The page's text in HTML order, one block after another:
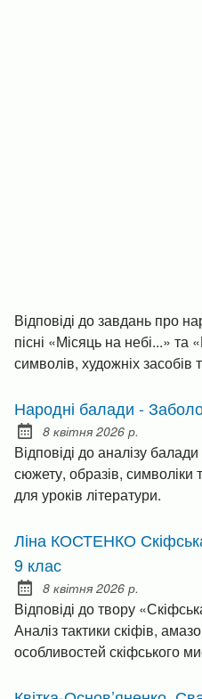
Відповіді до завдань про
пісні «Місяць на небі...» та
символів, художніх засобів
Народні балади -
Posted on:
8 квітня 2026 р.
Відповіді до аналізу
сюжету, образів, символіки
для уроків літератури.
Ліна КОСТЕНКО
9 клас
Posted on:
8 квітня 2026 р.
Відповіді до твору
Аналіз тактики скіфів,
особливостей скіфського